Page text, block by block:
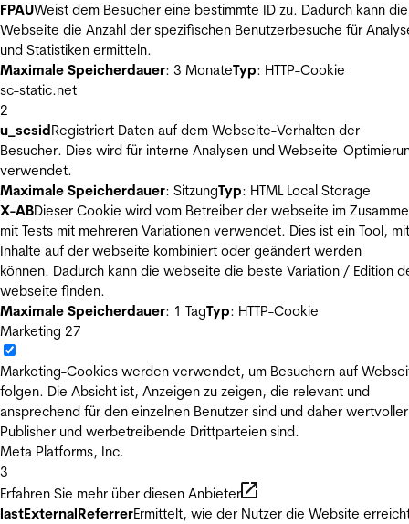
FPAUWeist dem Besucher eine bestimmte ID zu. Dadurch kann die
Webseite die Anzahl der spezifischen Benutzerbesuche für
und Statistiken ermitteln.
Maximale Speicherdauer: 3 MonateTyp: HTTP-Cookie
sc-static.net
2
u_scsidRegistriert Daten auf dem Webseite-Verhalten der
Besucher. Dies wird für interne Analysen und Webseite-
verwendet.
Maximale Speicherdauer: SitzungTyp: HTML Local Storage
X-ABDieser Cookie wird vom Betreiber der webseite im
mit Tests mit mehreren Variationen verwendet. Dies ist ein Tool,
Inhalte auf der webseite kombiniert oder geändert werden
können. Dadurch kann die webseite die beste Variation / Edition
webseite finden.
Maximale Speicherdauer: 1 TagTyp: HTTP-Cookie
Marketing 27
Marketing-Cookies werden verwendet, um Besuchern auf
folgen. Die Absicht ist, Anzeigen zu zeigen, die relevant und
ansprechend für den einzelnen Benutzer sind und daher
Publisher und werbetreibende Drittparteien sind.
Meta Platforms, Inc.
3
Erfahren Sie mehr über diesen Anbieter
lastExternalReferrerErmittelt, wie der Nutzer die Website